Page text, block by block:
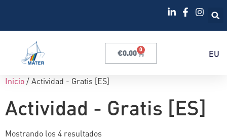
€0.00 0 EU
Inicio / Actividad - Gratis [ES]
Actividad - Gratis [ES]
Mostrando los 4 resultados